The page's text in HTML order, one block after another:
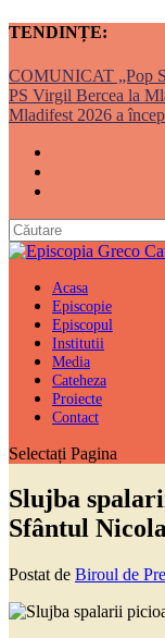
TENDINȚE:
COMUNICAT „Pop
PS Virgil Bercea la
Mladifest 2026 a
Acasa
Episcopie
Episcopul
Institutii
Media
Cateheza
Proiecte
Contact
Selectați Pagina
Slujba
Sfântul
Postat de Biroul de